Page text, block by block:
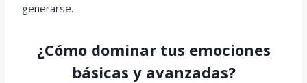
generarse.
¿Cómo dominar tus emociones
básicas y avanzadas?